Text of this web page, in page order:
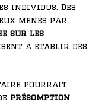
individus. Des
menés par
sur les
à établir des
pourrait
présomption